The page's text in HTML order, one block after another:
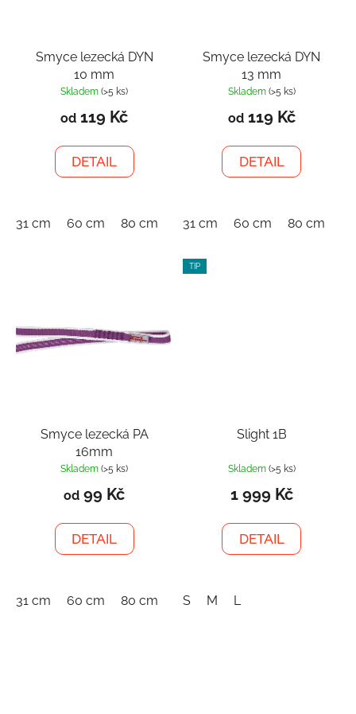
Smyce lezecká DYN
10 mm
Skladem(>5 ks)
od 119 Kč
DETAIL
31 cm 60 cm 80 cm 120 cm 150 cm 180 cm
Smyce lezecká DYN
13 mm
Skladem (>5 ks)
od119 Kč
DETAIL
31 cm 60 cm 80 cm
Smyce lezecká PA
16mm
Skladem(>5 ks)
od 99 Kč
DETAIL
31 cm 60 cm 80 cm 120 cm 150 cm
TIP
Slight 1B
Skladem (>5 ks)
1 999 Kč
DETAIL
S M L